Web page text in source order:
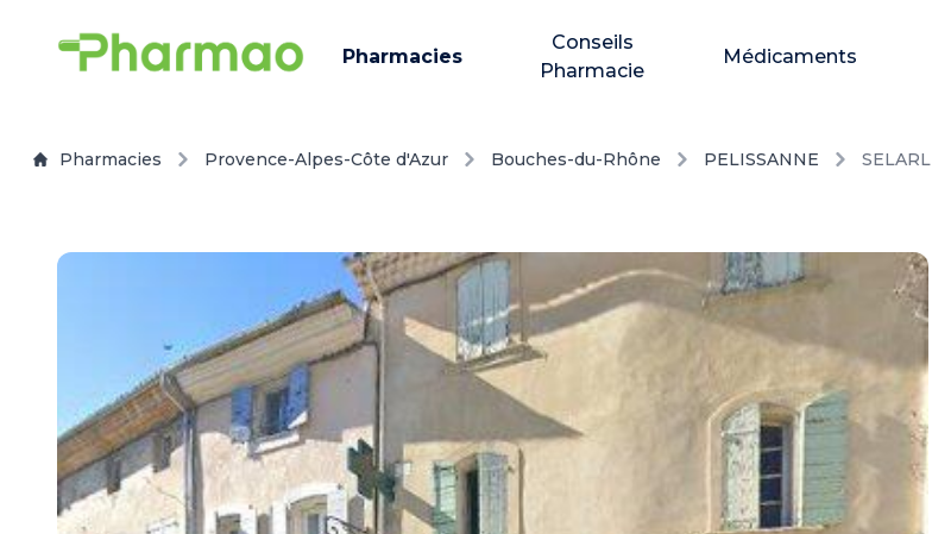
Pharmacies
Conseils
Pharmacie
Médicaments
Pharmacies Provence-Alpes-Côte d'Azur Bouches-du-Rhône PELISSANNE